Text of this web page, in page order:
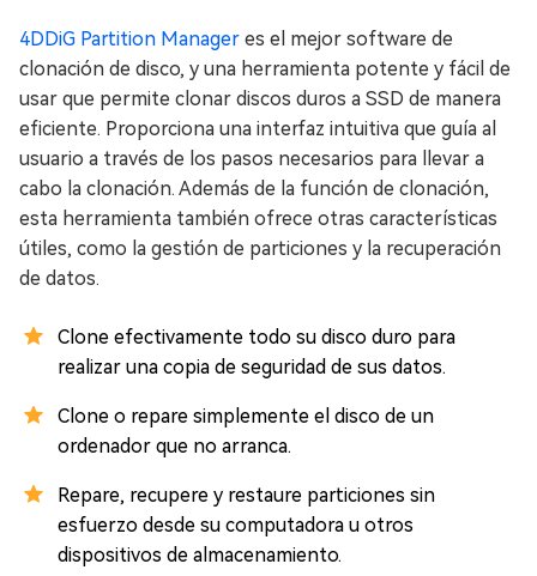
4DDiG Partition Manager es el mejor software de
clonación de disco, y una herramienta potente y fácil de
usar que permite clonar discos duros a SSD de manera
eficiente. Proporciona una interfaz intuitiva que guía al
usuario a través de los pasos necesarios para llevar a
cabo la clonación. Además de la función de clonación,
esta herramienta también ofrece otras características
útiles, como la gestión de particiones y la recuperación
de datos.
Clone efectivamente todo su disco duro para
realizar una copia de seguridad de sus datos.
Clone o repare simplemente el disco de un
ordenador que no arranca.
Repare, recupere y restaure particiones sin
esfuerzo desde su computadora u otros
dispositivos de almacenamiento.